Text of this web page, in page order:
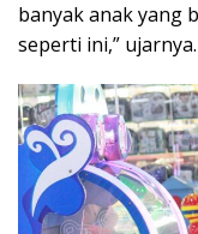
banyak anak yang
seperti ini,” ujarnya.